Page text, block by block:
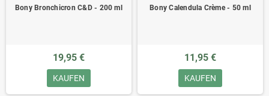
Bony Bronchicron C&D - 200 ml
19,95 €
KAUFEN
Bony Calendula Crème - 50 ml
11,95 €
KAUFEN